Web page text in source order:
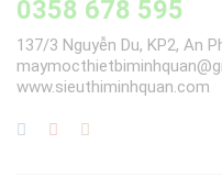
0358 678 595
137/3 Nguyễn Du, KP2, An
www.sieuthiminhquan.com